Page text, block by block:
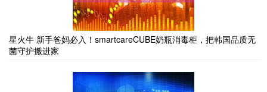
星火牛 新手爸妈必入！smartcareCUBE奶瓶消毒柜，把韩国品质无
菌守护搬进家